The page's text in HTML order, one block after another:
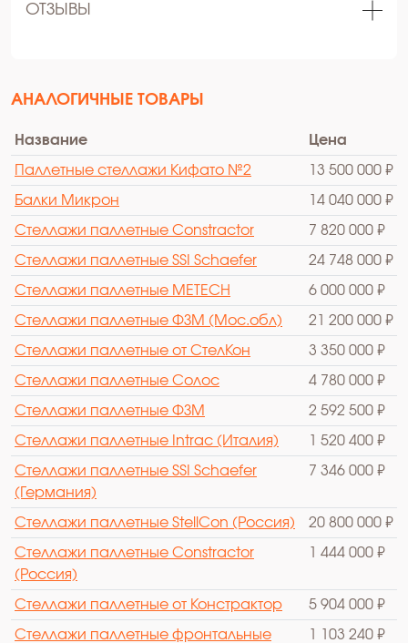
ОТЗЫВЫ
АНАЛОГИЧНЫЕ ТОВАРЫ
Название Цена
Паллетные стеллажи Кифато №2 13 500 000 ₽
Балки Микрон 14 040 000 ₽
Стеллажи паллетные Constractor 7 820 000 ₽
Стеллажи паллетные SSI Schaefer 24 748 000 ₽
Стеллажи паллетные METECH 6 000 000 ₽
Стеллажи паллетные ФЗМ (Мос.обл) 21 200 000 ₽
Стеллажи паллетные от СтелКон 3 350 000 ₽
Стеллажи паллетные Солос 4 780 000 ₽
Стеллажи паллетные ФЗМ 2 592 500 ₽
Стеллажи паллетные Intrac (Италия) 1 520 400 ₽
Стеллажи паллетные SSI Schaefer
(Германия)
7 346 000 ₽
Стеллажи паллетные StellCon (Россия) 20 800 000 ₽
Стеллажи паллетные Constractor
(Россия)
1 444 000 ₽
Стеллажи паллетные от Констрактор 5 904 000 ₽
Стеллажи паллетные фронтальные
1 103 240 ₽